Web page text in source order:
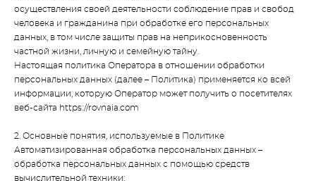
осуществления своей деятельности соблюдение прав и свобод
человека и гражданина при обработке его персональных
данных, в том числе защиты прав на неприкосновенность
частной жизни, личную и семейную тайну.
Настоящая политика Оператора в отношении обработки
персональных данных (далее – Политика) применяется ко всей
информации, которую Оператор может получить о посетителях
веб-сайта https://rovnaia.com
2. Основные понятия, используемые в Политике
Автоматизированная обработка персональных данных –
обработка персональных данных с помощью средств
вычислительной техники;